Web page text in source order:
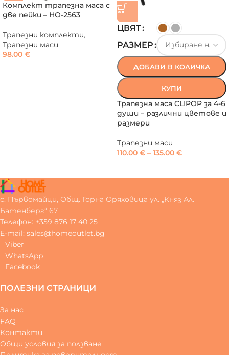
Комплект трапезна маса с
две пейки – HO-2563
Трапезни комплекти,
Трапезни маси
98.00 €
ЦВЯТ
РАЗМЕР
ДОБАВИ В КОЛИЧКА
КУПИ
Трапезна маса CLIPOP за 4-6
души – различни цветове и
размери
Трапезни маси
110.00 € – 135.00 €
с. Първомайци, Общ. Горна Оряховица ул. „Княз Ал.
Батенберг“ 67
Телефон: +359 876 17 40 25
E-mail: sales@homeoutlet.bg
Viber
WhatsApp
Facebook
ПОЛЕЗНИ СТРАНИЦИ
За нас
FAQ
Контакти
Общи условия за ползване